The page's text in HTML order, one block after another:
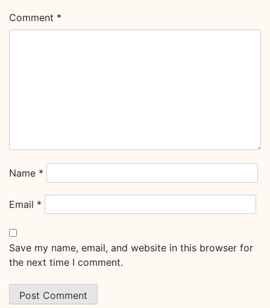
Comment *
Name *
Email *
Save my name, email, and website in this browser for
the next time I comment.